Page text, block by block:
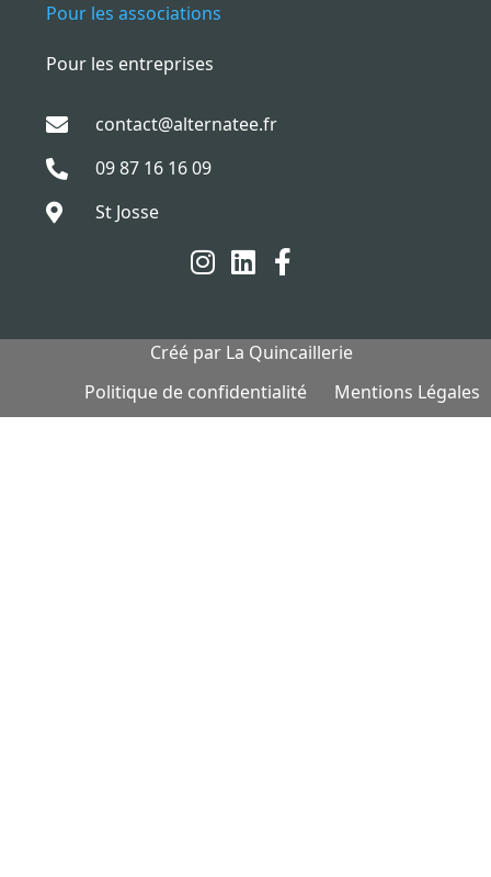
Pour les associations
Pour les entreprises
contact@alternatee.fr
09 87 16 16 09
St Josse
Créé par La Quincaillerie
Politique de confidentialité
Mentions Légales